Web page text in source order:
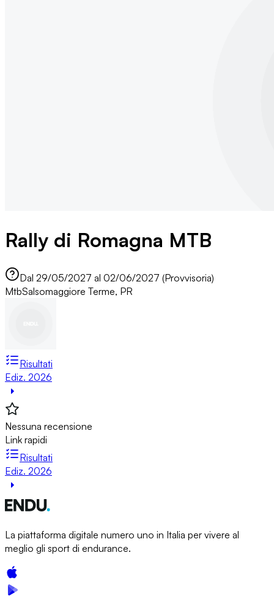
Rally di Romagna MTB
Dal 29/05/2027 al 02/06/2027 (Provvisoria)
MtbSalsomaggiore Terme, PR
Risultati
Ediz. 2026
Nessuna recensione
Link rapidi
Risultati
Ediz. 2026
La piattaforma digitale numero uno in Italia per vivere al
meglio gli sport di endurance.